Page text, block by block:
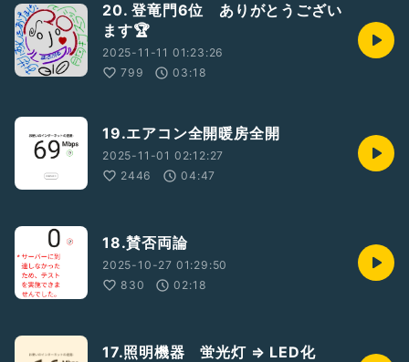
20. 登竜門6位 ありがとうござい
ます🏆
2025-11-11 01:23:26
799
03:18
19.エアコン全開暖房全開
2025-11-01 02:12:27
2446
04:47
18.賛否両論
2025-10-27 01:29:50
830
02:18
17.照明機器 蛍光灯 ⇒ LED化